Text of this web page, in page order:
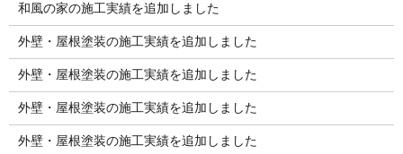
和風の家の施工実績を追加しました
外壁・屋根塗装の施工実績を追加しました
外壁・屋根塗装の施工実績を追加しました
外壁・屋根塗装の施工実績を追加しました
外壁・屋根塗装の施工実績を追加しました